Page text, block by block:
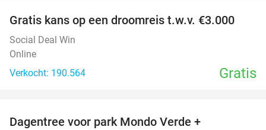
Gratis kans op een droomreis t.w.v. €3.000
Social Deal Win
Online
Verkocht: 190.564
Gratis
Dagentree voor park Mondo Verde +